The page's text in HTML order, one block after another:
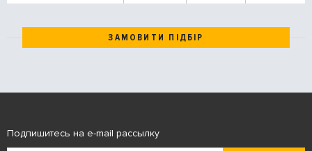
ЗАМОВИТИ ПІДБІР
Подпишитесь на e-mail рассылку